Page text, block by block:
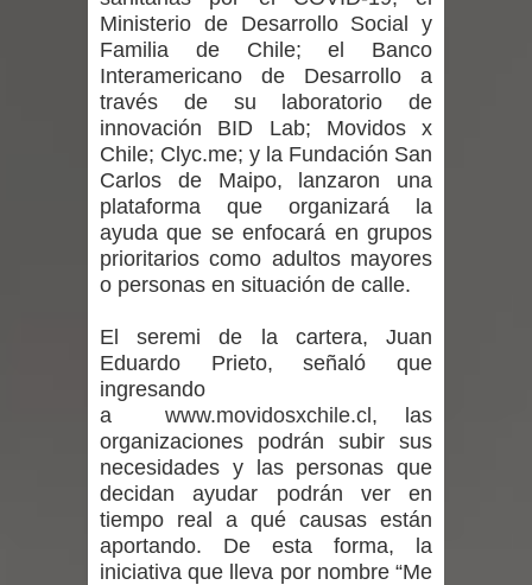
Mario Meza endurece críticas contra
ministra de Salud por dejar fuera a
Linares: “No dará la cara”
Seremi de Desarrollo Social y Familia
mantiene despliegue para apoyar a
niños y adolescentes durante la
Del anime al K-pop: especialistas U.
de Chile analizan el creciente interés
por las culturas japonesa y coreana
Renuncia del seremi Minvu en el
Maule golpea al Gobierno en medio de
Ministerio de Desarrollo Social y
Familia de Chile; el Banco
Interamericano de Desarrollo a
través de su laboratorio de
innovación BID Lab; Movidos x
Chile; Clyc.me; y la Fundación San
Carlos de Maipo, lanzaron una
plataforma que organizará la
ayuda que se enfocará en grupos
prioritarios como adultos mayores
o personas en situación de calle.
El seremi de la cartera, Juan
Eduardo Prieto, señaló que
ingresando
awww.movidosxchile.cl , las
organizaciones podrán subir sus
necesidades y las personas que
decidan ayudar podrán ver en
tiempo real a qué causas están
aportando. De esta forma, la
iniciativa que lleva por nombre “Me